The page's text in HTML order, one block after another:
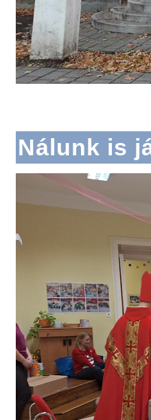
Nálunk is